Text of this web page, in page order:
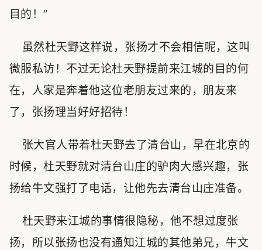
目的！”
虽然杜天野这样说，张扬才不会相信呢，这叫
微服私访！不过无论杜天野提前来江城的目的何
在，人家是奔着他这位老朋友过来的，朋友来
了，张扬理当好好招待！
张大官人带着杜天野去了清台山，早在北京的
时候，杜天野就对清台山庄的驴肉大感兴趣，张
扬给牛文强打了电话，让他先去清台山庄准备。
杜天野来江城的事情很隐秘，他不想过度张
扬，所以张扬也没有通知江城的其他弟兄，牛文